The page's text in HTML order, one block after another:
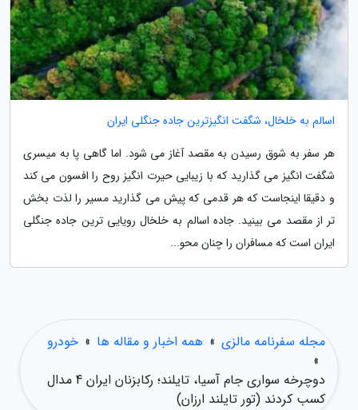
اسالم به خلخال، شگفت انگیزترین جاده جنگلی ایران
هر سفر به شوق رسیدن به مقصد آغاز می شود. اما گاهی پا به میسری
شگفت انگیز می گذارید که با زیبایی حیرت انگیز روح را افسون می کند
و دقیقا اینجاست که هر قدمی که پیش می گذارید مسیر را لذت بخش
تر از مقصد می بینید. جاده اسالم به خلخال رویایی ترین جاده جنگلی
ایران است که مسافران را چنان محو...
مجله سفرنامه مالزی » همه اخبار و مقاله ها » خودرو
»
دوچرخه سواری جام آسیا، تایلند؛ رکابزنان ایران 4 مدال
کسب کردند (تور تایلند ارزان)